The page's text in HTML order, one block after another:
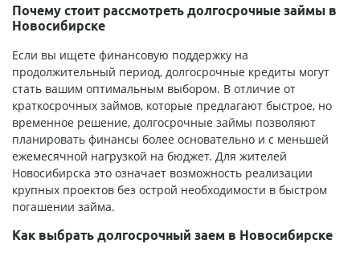
Почему стоит рассмотреть долгосрочные займы в
Новосибирске
Если вы ищете финансовую поддержку на
продолжительный период, долгосрочные кредиты могут
стать вашим оптимальным выбором. В отличие от
краткосрочных займов, которые предлагают быстрое, но
временное решение, долгосрочные займы позволяют
планировать финансы более основательно и с меньшей
ежемесячной нагрузкой на бюджет. Для жителей
Новосибирска это означает возможность реализации
крупных проектов без острой необходимости в быстром
погашении займа.
Как выбрать долгосрочный заем в Новосибирске